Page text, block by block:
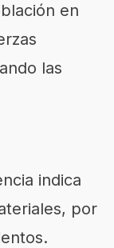
en
las
indica
por